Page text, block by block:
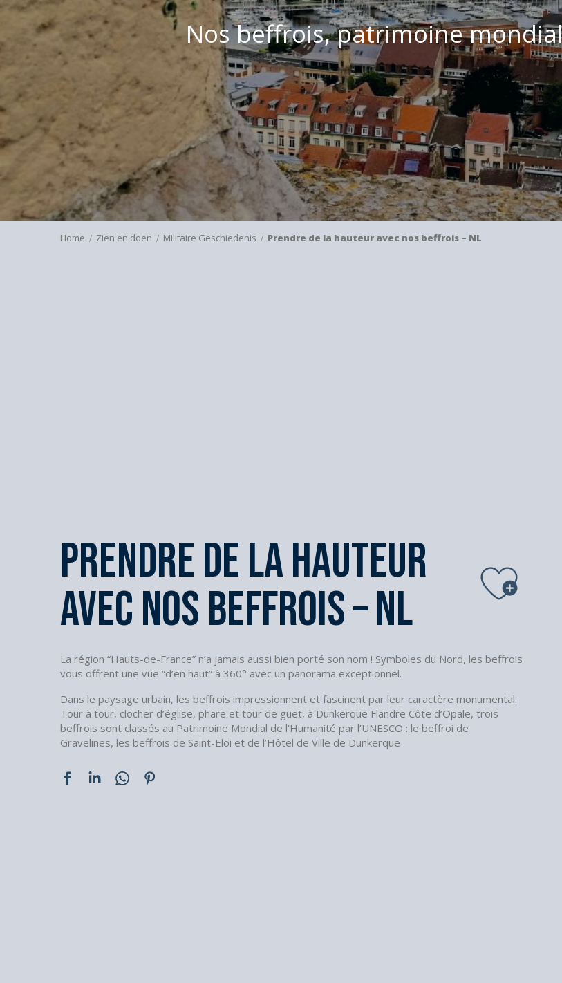
Nos beffrois, patrimoine
Home Zien en doen Militaire Geschiedenis Prendre de la hauteur avec nos beffrois – NL
Prendre de la hauteur
avec nos beffrois – NL
La région “Hauts-de-France” n’a jamais aussi bien porté son nom ! Symboles du Nord, les beffrois
vous offrent une vue “d’en haut” à 360° avec un panorama exceptionnel.
Dans le paysage urbain, les beffrois impressionnent et fascinent par leur caractère monumental.
Tour à tour, clocher d’église, phare et tour de guet, à Dunkerque Flandre Côte d’Opale, trois
beffrois sont classés au Patrimoine Mondial de l’Humanité par l’UNESCO : le beffroi de
Gravelines, les beffrois de Saint-Eloi et de l’Hôtel de Ville de Dunkerque